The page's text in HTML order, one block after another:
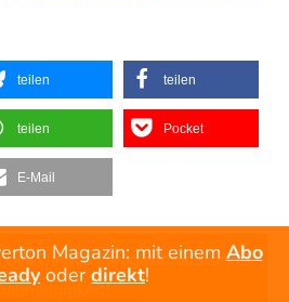
teilen teilen
teilen Pocket
E-Mail
Overton Magazin und seine
Magazin: mit einem Abo
oderdirekt!